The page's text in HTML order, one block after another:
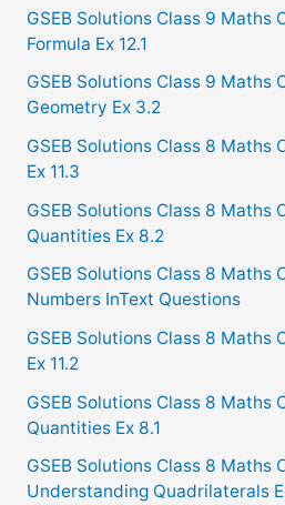
f
o
r
GSEB Solutions Class 9 Maths
Formula Ex 12.1
GSEB Solutions Class 9 Maths
Geometry Ex 3.2
GSEB Solutions Class 8 Maths
Ex 11.3
GSEB Solutions Class 8 Maths
Quantities Ex 8.2
GSEB Solutions Class 8 Maths
Numbers InText Questions
GSEB Solutions Class 8 Maths
Ex 11.2
GSEB Solutions Class 8 Maths
Quantities Ex 8.1
GSEB Solutions Class 8 Maths
Understanding Quadrilaterals